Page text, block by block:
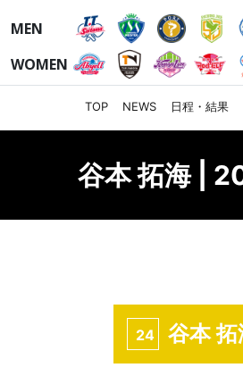
MEN
WOMEN
TOP NEWS 日程・結果
谷本 拓海 |
24 谷本 拓